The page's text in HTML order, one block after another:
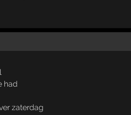
had
zaterdag